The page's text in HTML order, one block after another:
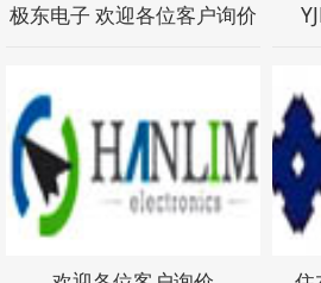
极东电子 欢迎各位客户询价